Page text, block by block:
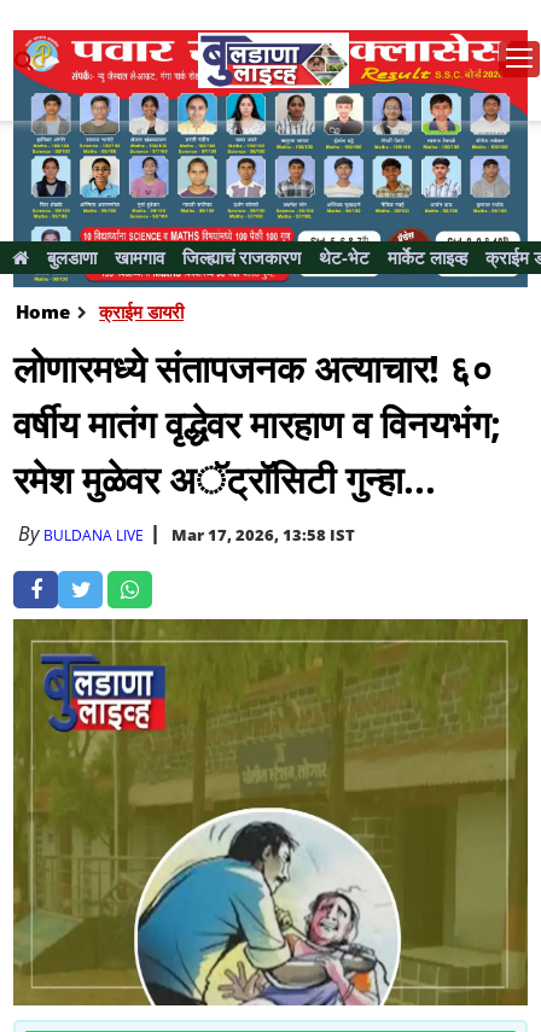
बुलडाणा खामगाव जिल्ह्याचं राजकारण थेट-भेट मार्केट लाइव्ह क्राईम
Home क्राईम डायरी
लोणारमध्ये संतापजनक अत्याचार! ६०
वर्षीय मातंग वृद्धेवर मारहाण व विनयभंग;
रमेश मुळेवर अॅट्रॉसिटी गुन्हा...
By BULDANA LIVE Mar 17, 2026, 13:58 IST